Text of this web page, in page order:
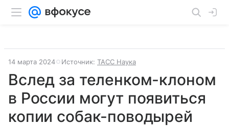
14 марта 2024 Источник: ТАСС Наука
Вслед за теленком-клоном
в России могут появиться
копии собак-поводырей